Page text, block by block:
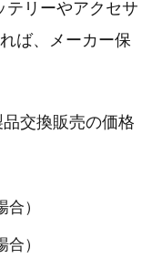
テリーやアクセサ
ば、メーカー保
交換販売の価格
）
）